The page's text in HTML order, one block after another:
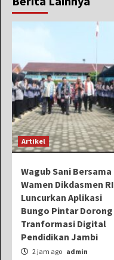
Artikel
Wagub Sani Bersama
Wamen Dikdasmen RI
Luncurkan Aplikasi
Bungo Pintar Dorong
Tranformasi Digital
Pendidikan Jambi
2 jam ago admin